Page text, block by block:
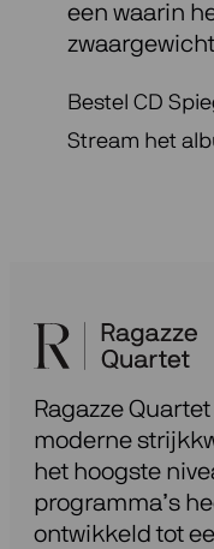
een waarin
Bestel CD
Stream het
Ragazze
moderne
het hoogste
programma’s
ontwikkeld tot